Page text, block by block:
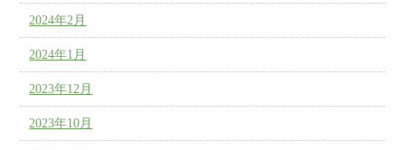
2024年2月
2024年1月
2023年12月
2023年10月